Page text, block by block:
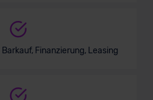
Barkauf, Finanzierung, Leasing